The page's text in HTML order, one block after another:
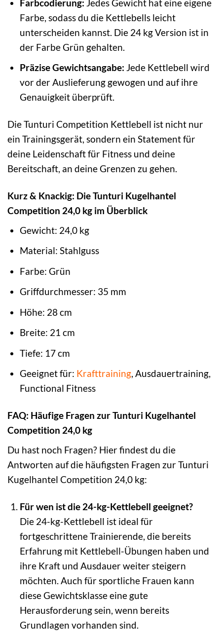
Farbcodierung: Jedes Gewicht hat eine eigene
Farbe, sodass du die Kettlebells leicht
unterscheiden kannst. Die 24 kg Version ist in
der Farbe Grün gehalten.
Präzise Gewichtsangabe: Jede Kettlebell wird
vor der Auslieferung gewogen und auf ihre
Genauigkeit überprüft.
Die Tunturi Competition Kettlebell ist nicht nur
ein Trainingsgerät, sondern ein Statement für
deine Leidenschaft für Fitness und deine
Bereitschaft, an deine Grenzen zu gehen.
Kurz & Knackig: Die Tunturi Kugelhantel
Competition 24,0 kg im Überblick
Gewicht: 24,0 kg
Material: Stahlguss
Farbe: Grün
Griffdurchmesser: 35 mm
Höhe: 28 cm
Breite: 21 cm
Tiefe: 17 cm
Geeignet für: Krafttraining, Ausdauertraining,
Functional Fitness
FAQ: Häufige Fragen zur Tunturi Kugelhantel
Competition 24,0 kg
Du hast noch Fragen? Hier findest du die
Antworten auf die häufigsten Fragen zur Tunturi
Kugelhantel Competition 24,0 kg:
Für wen ist die 24-kg-Kettlebell geeignet?
Die 24-kg-Kettlebell ist ideal für
fortgeschrittene Trainierende, die bereits
Erfahrung mit Kettlebell-Übungen haben und
ihre Kraft und Ausdauer weiter steigern
möchten. Auch für sportliche Frauen kann
diese Gewichtsklasse eine gute
Herausforderung sein, wenn bereits
Grundlagen vorhanden sind.